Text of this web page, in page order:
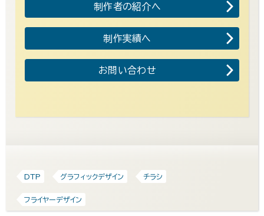
制作者の紹介へ
制作実績へ
お問い合わせ
DTP グラフィックデザイン チラシ
フライヤーデザイン